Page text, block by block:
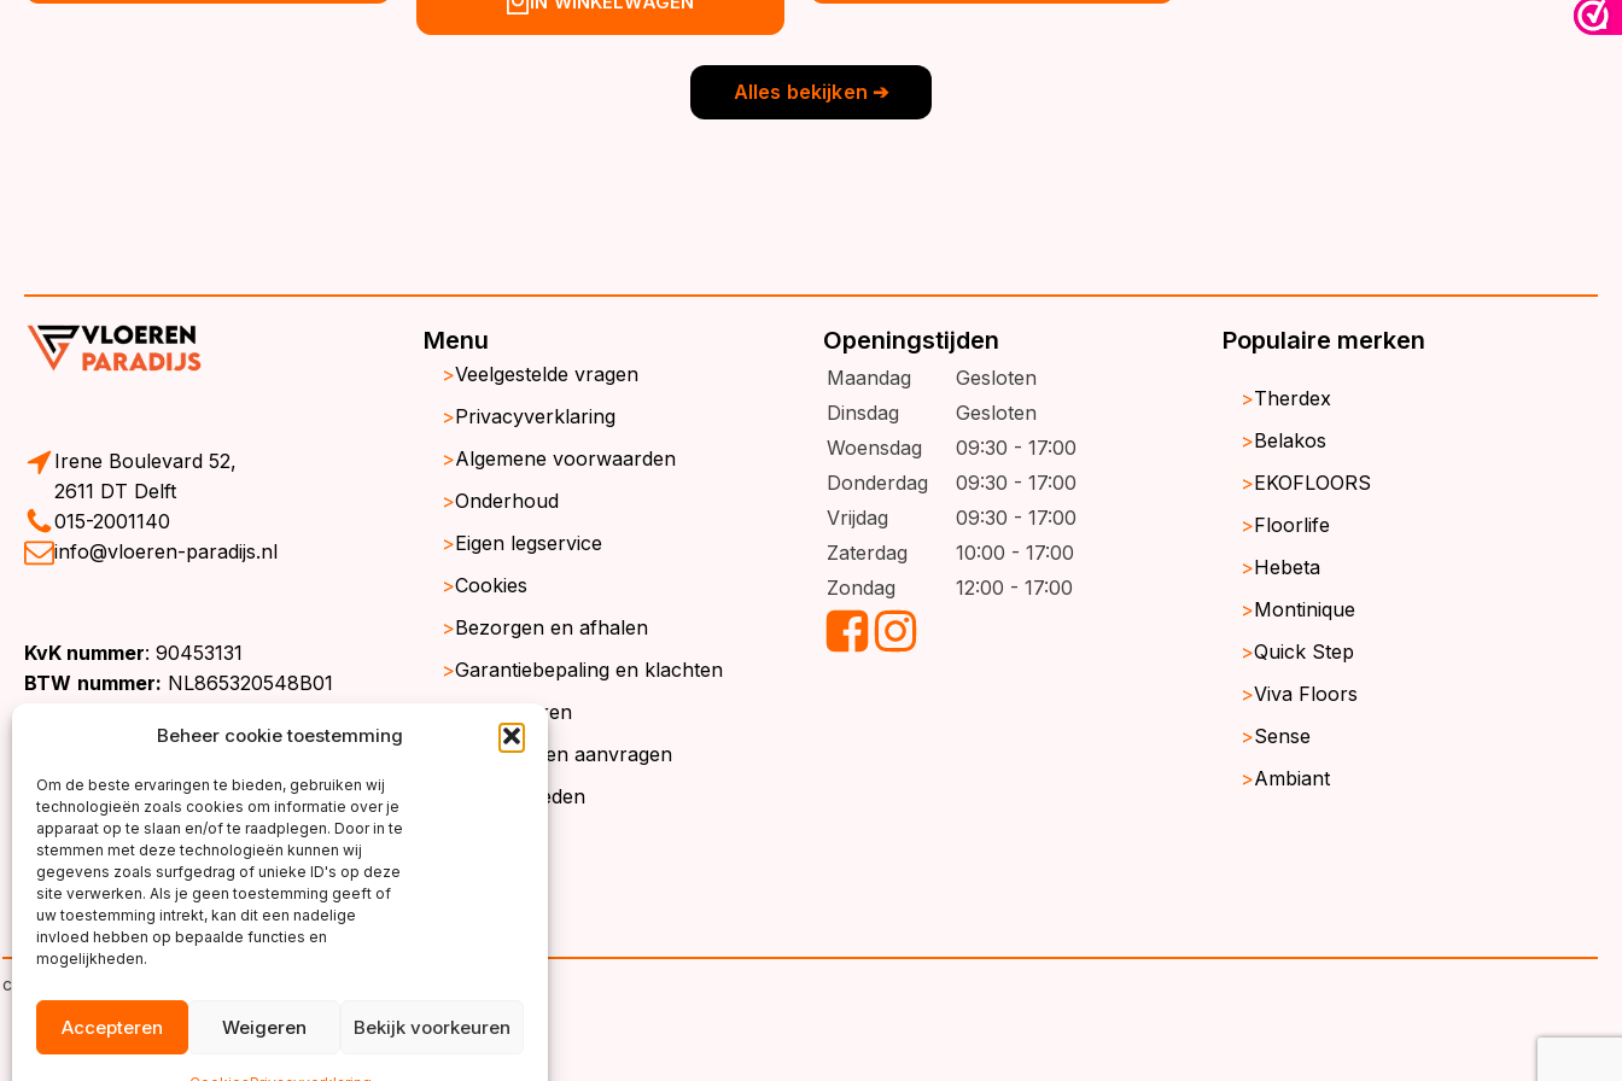
Beheer cookie toestemming
Om de beste ervaringen te bieden, gebruiken wij
technologieën zoals cookies om informatie over je
apparaat op te slaan en/of te raadplegen. Door in te
stemmen met deze technologieën kunnen wij
gegevens zoals surfgedrag of unieke ID's op deze
site verwerken. Als je geen toestemming geeft of
uw toestemming intrekt, kan dit een nadelige
invloed hebben op bepaalde functies en
mogelijkheden.
Accepteren Weigeren Bekijk voorkeuren
Alles bekijken ➔
Irene Boulevard 52,
2611 DT Delft
015-2001140
info@vloeren-paradijs.nl
KvK nummer: 90453131
BTW nummer: NL865320548B01
Menu
Veelgestelde vragen
Privacyverklaring
Algemene voorwaarden
Onderhoud
Eigen legservice
Cookies
Bezorgen en afhalen
Garantiebepaling en klachten
Retourneren
Gratis stalen aanvragen
Werkgebieden
Openingstijden
Maandag
Gesloten
Dinsdag
Gesloten
Woensdag
09:30 - 17:00
Donderdag
09:30 - 17:00
Vrijdag
09:30 - 17:00
Zaterdag
10:00 - 17:00
Zondag
12:00 - 17:00
Populaire merken
Therdex
Belakos
EKOFLOORS
Floorlife
Hebeta
Montinique
Quick Step
Viva Floors
Sense
Ambiant
copyright ©2026